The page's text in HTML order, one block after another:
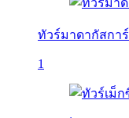
ทัวร์มาดากัสการ์
1